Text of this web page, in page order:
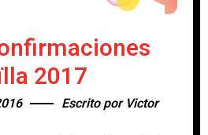
2017
Escrito por Victor